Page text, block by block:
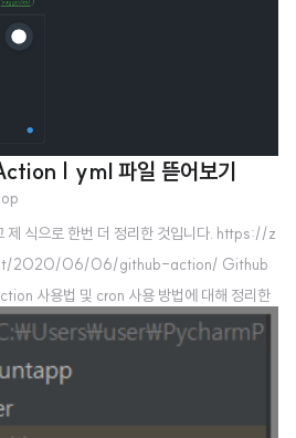
| yml 파일 뜯어보기
제 식으로 한번 더 정리한 것입니다. https://z
2020/06/06/github-action/ Github
사용법 및 cron 사용 방법에 대해 정리한
IT 신간을 파이썬으로 크롤링 후 Issue
Github Action with Python Github action
최근 CI/CD에 눈떴다. 사실 나는 개인
해서 그런지, 테스트와 배포에 대한 자각이